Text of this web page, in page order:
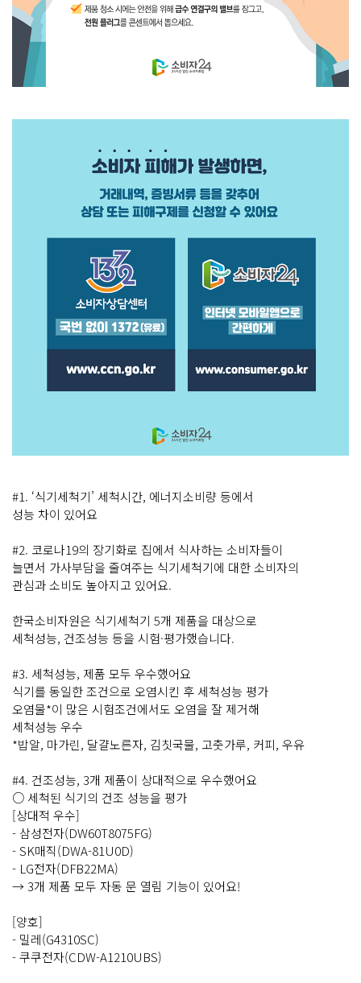
#1. ‘식기세척기’ 세척시간, 에너지소비량 등에서
성능 차이 있어요
#2. 코로나19의 장기화로 집에서 식사하는 소비자들이
늘면서 가사부담을 줄여주는 식기세척기에 대한 소비자의
관심과 소비도 높아지고 있어요.
한국소비자원은 식기세척기 5개 제품을 대상으로
세척성능, 건조성능 등을 시험·평가했습니다.
#3. 세척성능, 제품 모두 우수했어요
식기를 동일한 조건으로 오염시킨 후 세척성능 평가
오염물*이 많은 시험조건에서도 오염을 잘 제거해
세척성능 우수
*밥알, 마가린, 달걀노른자, 김칫국물, 고춧가루, 커피, 우유
#4. 건조성능, 3개 제품이 상대적으로 우수했어요
○ 세척된 식기의 건조 성능을 평가
[상대적 우수]
- 삼성전자(DW60T8075FG)
- SK매직(DWA-81U0D)
- LG전자(DFB22MA)
→ 3개 제품 모두 자동 문 열림 기능이 있어요!
[양호]
- 밀레(G4310SC)
- 쿠쿠전자(CDW-A1210UBS)